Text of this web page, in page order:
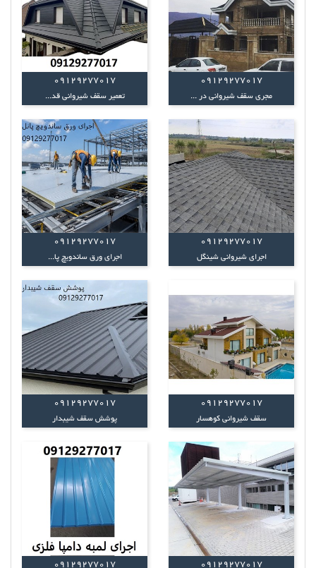
09129277017
مجری سقف شیروانی در ...
09129277017
تعمیر سقف شیروانی قد...
09129277017
اجرای شیروانی شینگل
09129277017
اجرای ورق ساندویچ پا...
09129277017
سقف شیروانی کوهسار
09129277017
پوشش سقف شیبدار
09129277017
09129277017